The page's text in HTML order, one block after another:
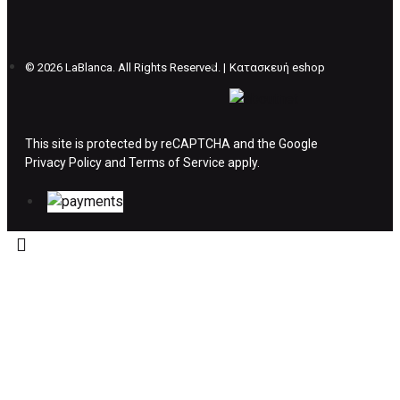
ΔΙΚΑΙΩΜΑ ΥΠΑΝΑΧΩΡΗΣΗΣ-ΕΠΙΣΤΡΟΦΗ
Η επιστροφή χρημάτων ακολουθείται στις
Το προϊόν θα πρέπει να βρίσκεται στην αρχική
© 2026 LaBlanca. All Rights Reserved. | Κατασκευή eshop
This site is protected by reCAPTCHA and the Google
Privacy Policyand Terms of Service apply.